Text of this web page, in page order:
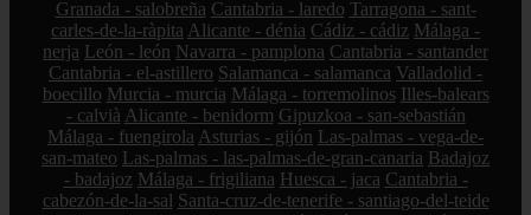
Granada - salobreña Cantabria - laredo Tarragona - sant-
carles-de-la-ràpita Alicante - dénia Cádiz - cádiz Málaga -
nerja León - león Navarra - pamplona Cantabria - santander
Cantabria - el-astillero Salamanca - salamanca Valladolid -
boecillo Murcia - murcia Málaga - torremolinos Illes-balears
- calvià Alicante - benidorm Gipuzkoa - san-sebastián
Málaga - fuengirola Asturias - gijón Las-palmas - vega-de-
san-mateo Las-palmas - las-palmas-de-gran-canaria Badajoz
- badajoz Málaga - frigiliana Huesca - jaca Cantabria -
cabezón-de-la-sal Santa-cruz-de-tenerife - santiago-del-teide